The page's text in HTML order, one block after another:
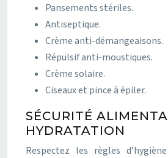
Pansements stériles.
Antiseptique.
Crème anti-démangeaisons.
Répulsif anti-moustiques.
Crème solaire.
Ciseaux et pince à épiler.
SÉCURITÉ
HYDRATATION
Respectez les règles